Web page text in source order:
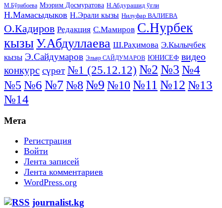
М.Бўрибоева Мээрим Досмуратова Н.Абдурашид ўғли
Н.Мамасыдыков Н.Эрали кызы Нилуфар ВАЛИЕВА
О.Кадиров Редакция С.Мамиров С.Нурбек
кызыУ.Абдуллаева Ш.Раҳимова Э.Кылычбек
кызы Э.Сайдумаров Эльяр САЙДУМАРОВ ЮНИСЕФ видео
конкурс сүрөт №1 (25.12.12) №2 №3 №4
№5 №6 №7№8 №9 №10 №11 №12 №13
№14
Мета
Регистрация
Войти
Лента записей
Лента комментариев
WordPress.org
journalist.kg